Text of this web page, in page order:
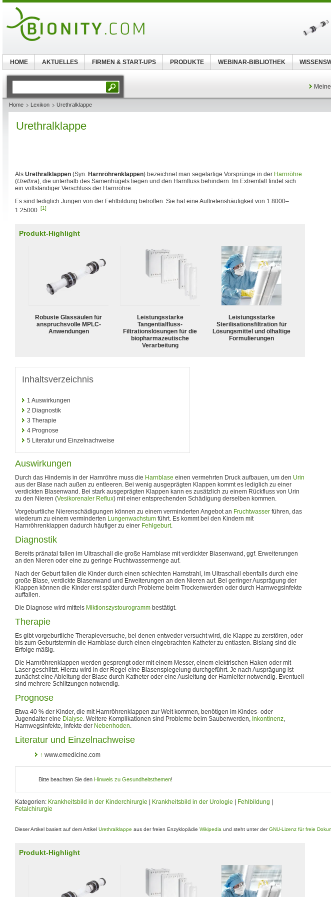
Home Lexikon Urethralklappe
Urethralklappe
Als Urethralklappen (Syn. Harnröhrenklappen) bezeichnet man segelartige Vorsprünge in der Harnröhre
(Urethra), die unterhalb des Samenhügels liegen und den Harnfluss behindern. Im Extremfall findet sich
ein vollständiger Verschluss der Harnröhre.
Es sind lediglich Jungen von der Fehlbildung betroffen. Sie hat eine Auftretenshäufigkeit von 1:8000–
1:25000. [1]
Produkt-Highlight
Robuste Glassäulen für
anspruchsvolle MPLC-
Anwendungen
Leistungsstarke
Tangentialfluss-
Filtrationslösungen für die
biopharmazeutische
Verarbeitung
Leistungsstarke
Sterilisationsfiltration für
Lösungsmittel und ölhaltige
Formulierungen
Inhaltsverzeichnis
1 Auswirkungen
2 Diagnostik
3 Therapie
4 Prognose
5 Literatur und Einzelnachweise
Auswirkungen
Durch das Hindernis in der Harnröhre muss die Harnblase einen vermehrten Druck aufbauen, um den Urin
aus der Blase nach außen zu entleeren. Bei wenig ausgeprägten Klappen kommt es lediglich zu einer
verdickten Blasenwand. Bei stark ausgeprägten Klappen kann es zusätzlich zu einem Rückfluss von Urin
zu den Nieren (Vesikorenaler Reflux) mit einer entsprechenden Schädigung derselben kommen.
Vorgeburtliche Nierenschädigungen können zu einem verminderten Angebot an Fruchtwasser führen, das
wiederum zu einem verminderten Lungenwachstum führt. Es kommt bei den Kindern mit
Harnröhrenklappen dadurch häufiger zu einer Fehlgeburt.
Diagnostik
Bereits pränatal fallen im Ultraschall die große Harnblase mit verdickter Blasenwand, ggf. Erweiterungen
an den Nieren oder eine zu geringe Fruchtwassermenge auf.
Nach der Geburt fallen die Kinder durch einen schlechten Harnstrahl, im Ultraschall ebenfalls durch eine
große Blase, verdickte Blasenwand und Erweiterungen an den Nieren auf. Bei geringer Ausprägung der
Klappen können die Kinder erst später durch Probleme beim Trockenwerden oder durch Harnwegsinfekte
auffallen.
Die Diagnose wird mittels Miktionszystourogramm bestätigt.
Therapie
Es gibt vorgeburtliche Therapieversuche, bei denen entweder versucht wird, die Klappe zu zerstören, oder
bis zum Geburtstermin die Harnblase durch einen eingebrachten Katheter zu entlasten. Bislang sind die
Erfolge mäßig.
Die Harnröhrenklappen werden gesprengt oder mit einem Messer, einem elektrischen Haken oder mit
Laser geschlitzt. Hierzu wird in der Regel eine Blasenspiegelung durchgeführt. Je nach Ausprägung ist
zunächst eine Ableitung der Blase durch Katheter oder eine Ausleitung der Harnleiter notwendig. Eventuell
sind mehrere Schlitzungen notwendig.
Prognose
Etwa 40 % der Kinder, die mit Harnröhrenklappen zur Welt kommen, benötigen im Kindes- oder
Jugendalter eine Dialyse. Weitere Komplikationen sind Probleme beim Sauberwerden, Inkontinenz,
Harnwegsinfekte, Infekte der Nebenhoden.
Literatur und Einzelnachweise
↑ www.emedicine.com
Bitte beachten Sie den Hinweis zu Gesundheitsthemen!
Kategorien: Krankheitsbild in der Kinderchirurgie Krankheitsbild in der Urologie Fehlbildung
Fetalchirurgie
Dieser Artikel basiert auf dem Artikel Urethralklappe aus der freien Enzyklopädie Wikipedia und steht unter derGNU-Lizenz für freie
Produkt-Highlight
HOME AKTUELLES FIRMEN & START-UPS PRODUKTE WEBINAR-BIBLIOTHEK